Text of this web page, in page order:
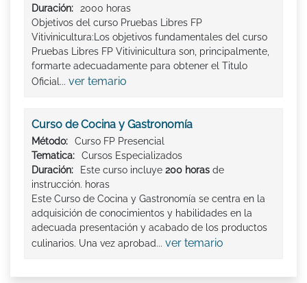
Duración:
2000 horas
Objetivos del curso Pruebas Libres FP
Vitivinicultura:Los objetivos fundamentales del curso
Pruebas Libres FP Vitivinicultura son, principalmente,
formarte adecuadamente para obtener el Titulo
Oficial... ver temario
Curso de Cocina y Gastronomía
Método:
Curso FP Presencial
Tematica:
Cursos Especializados
Duración:
Este curso incluye 200 horas de
instrucción. horas
Este Curso de Cocina y Gastronomía se centra en la
adquisición de conocimientos y habilidades en la
adecuada presentación y acabado de los productos
culinarios. Una vez aprobad... ver temario